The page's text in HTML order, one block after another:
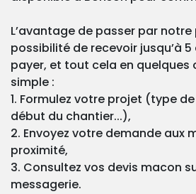
L’avantage de passer par
possibilité de recevoir jusqu’à 5
payer, et tout cela en quelques
simple :
1. Formulez votre projet (type
début du chantier...),
2. Envoyez votre demande aux
proximité,
3. Consultez vos devis macon
messagerie.